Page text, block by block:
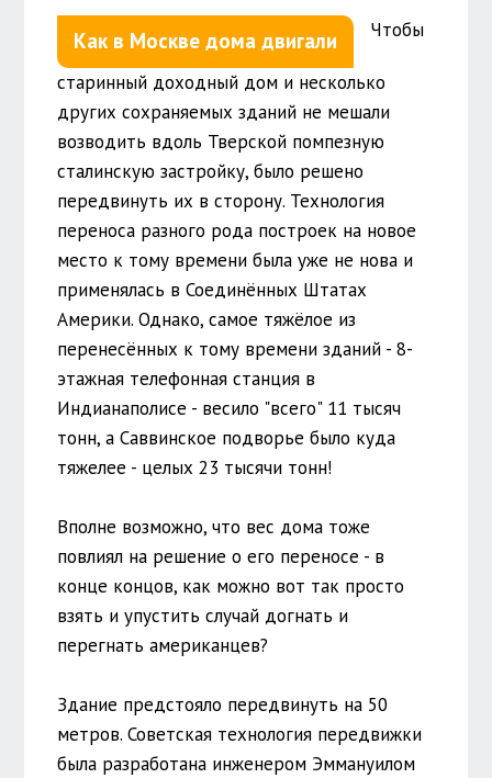
Как в Москве дома двигали Чтобы
старинный доходный дом и несколько
других сохраняемых зданий не мешали
возводить вдоль Тверской помпезную
сталинскую застройку, было решено
передвинуть их в сторону. Технология
переноса разного рода построек на новое
место к тому времени была уже не нова и
применялась в Соединённых Штатах
Америки. Однако, самое тяжёлое из
перенесённых к тому времени зданий - 8-
этажная телефонная станция в
Индианаполисе - весило "всего" 11 тысяч
тонн, а Саввинское подворье было куда
тяжелее - целых 23 тысячи тонн!
Вполне возможно, что вес дома тоже
повлиял на решение о его переносе - в
конце концов, как можно вот так просто
взять и упустить случай догнать и
перегнать американцев?
Здание предстояло передвинуть на 50
метров. Советская технология передвижки
была разработана инженером Эммануилом